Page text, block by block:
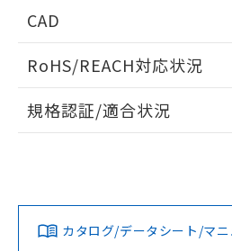
CAD
ドすることができます。
ログイン/会
ダウンロードデータをご利用いた
みください。
ソフトウェアの使用条件
RoHS/REACH対応状況
EU RoHS 注意事項・凡例
対応済み
規格認証/適合状況
カタログ/データシート/マ